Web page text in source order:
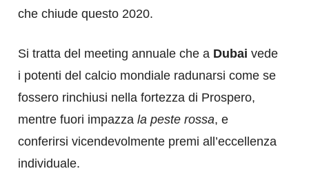
che chiude questo 2020.
Si tratta del meeting annuale che a Dubai vede
i potenti del calcio mondiale radunarsi come se
fossero rinchiusi nella fortezza di Prospero,
mentre fuori impazza la peste rossa, e
conferirsi vicendevolmente premi all’eccellenza
individuale.